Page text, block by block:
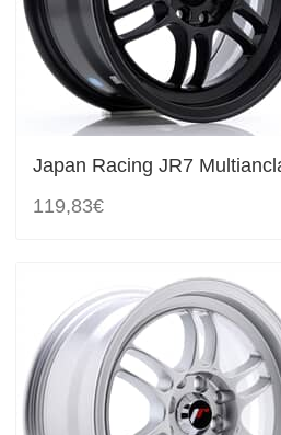
Japan Racing JR7
119,83€